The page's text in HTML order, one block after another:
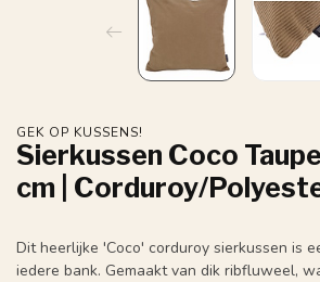
GEK OP KUSSENS!
Sierkussen Coco
cm | Corduroy/
Dit heerlijke 'Coco' corduroy sierkussen is
iedere bank. Gemaakt van dik ribfluweel,